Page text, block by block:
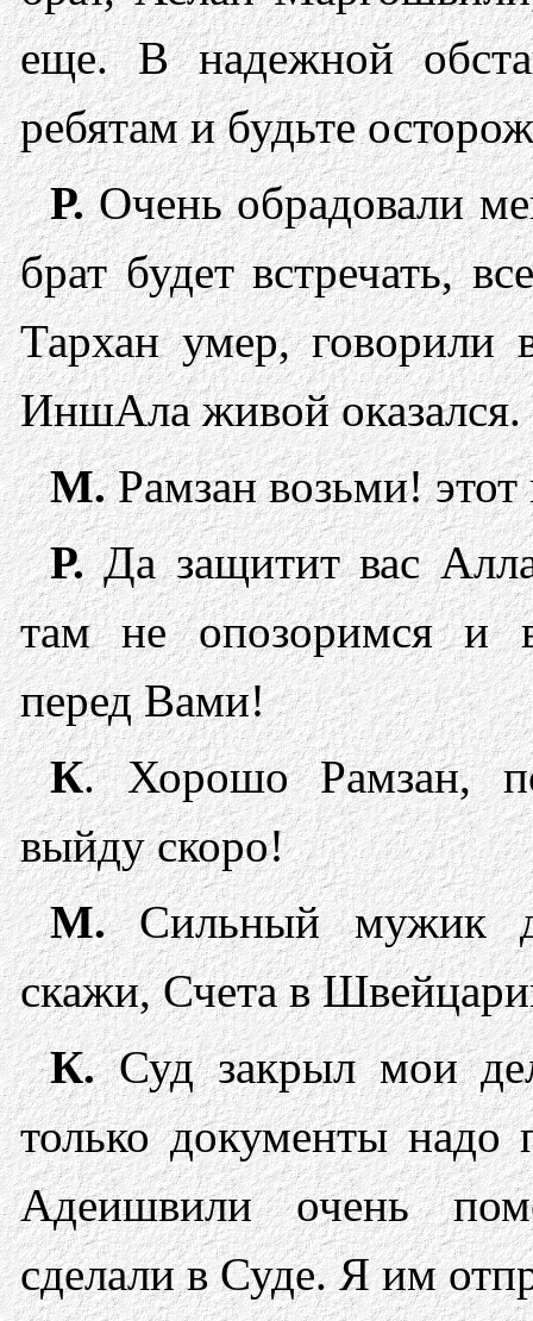
еще. В надежной
ребятам и будьте
Р.Очень обрадовали
брат будет встречать,
Тархан умер, говорили
ИншАла живой оказался.
М.Рамзан возьми!
Р.Да защитит вас
там не опозоримся и
перед Вами!
К. Хорошо Рамзан,
выйду скоро!
М.Сильный мужик
скажи, Счета в
К.Суд закрыл мои
только документы надо
Адеишвили очень
сделали в Суде. Я им